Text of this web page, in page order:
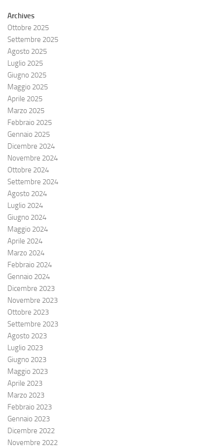
Archives
Ottobre 2025
Settembre 2025
Agosto 2025
Luglio 2025
Giugno 2025
Maggio 2025
Aprile 2025
Marzo 2025
Febbraio 2025
Gennaio 2025
Dicembre 2024
Novembre 2024
Ottobre 2024
Settembre 2024
Agosto 2024
Luglio 2024
Giugno 2024
Maggio 2024
Aprile 2024
Marzo 2024
Febbraio 2024
Gennaio 2024
Dicembre 2023
Novembre 2023
Ottobre 2023
Settembre 2023
Agosto 2023
Luglio 2023
Giugno 2023
Maggio 2023
Aprile 2023
Marzo 2023
Febbraio 2023
Gennaio 2023
Dicembre 2022
Novembre 2022